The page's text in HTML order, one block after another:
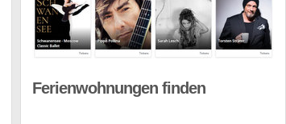
Ferienwohnungen finden